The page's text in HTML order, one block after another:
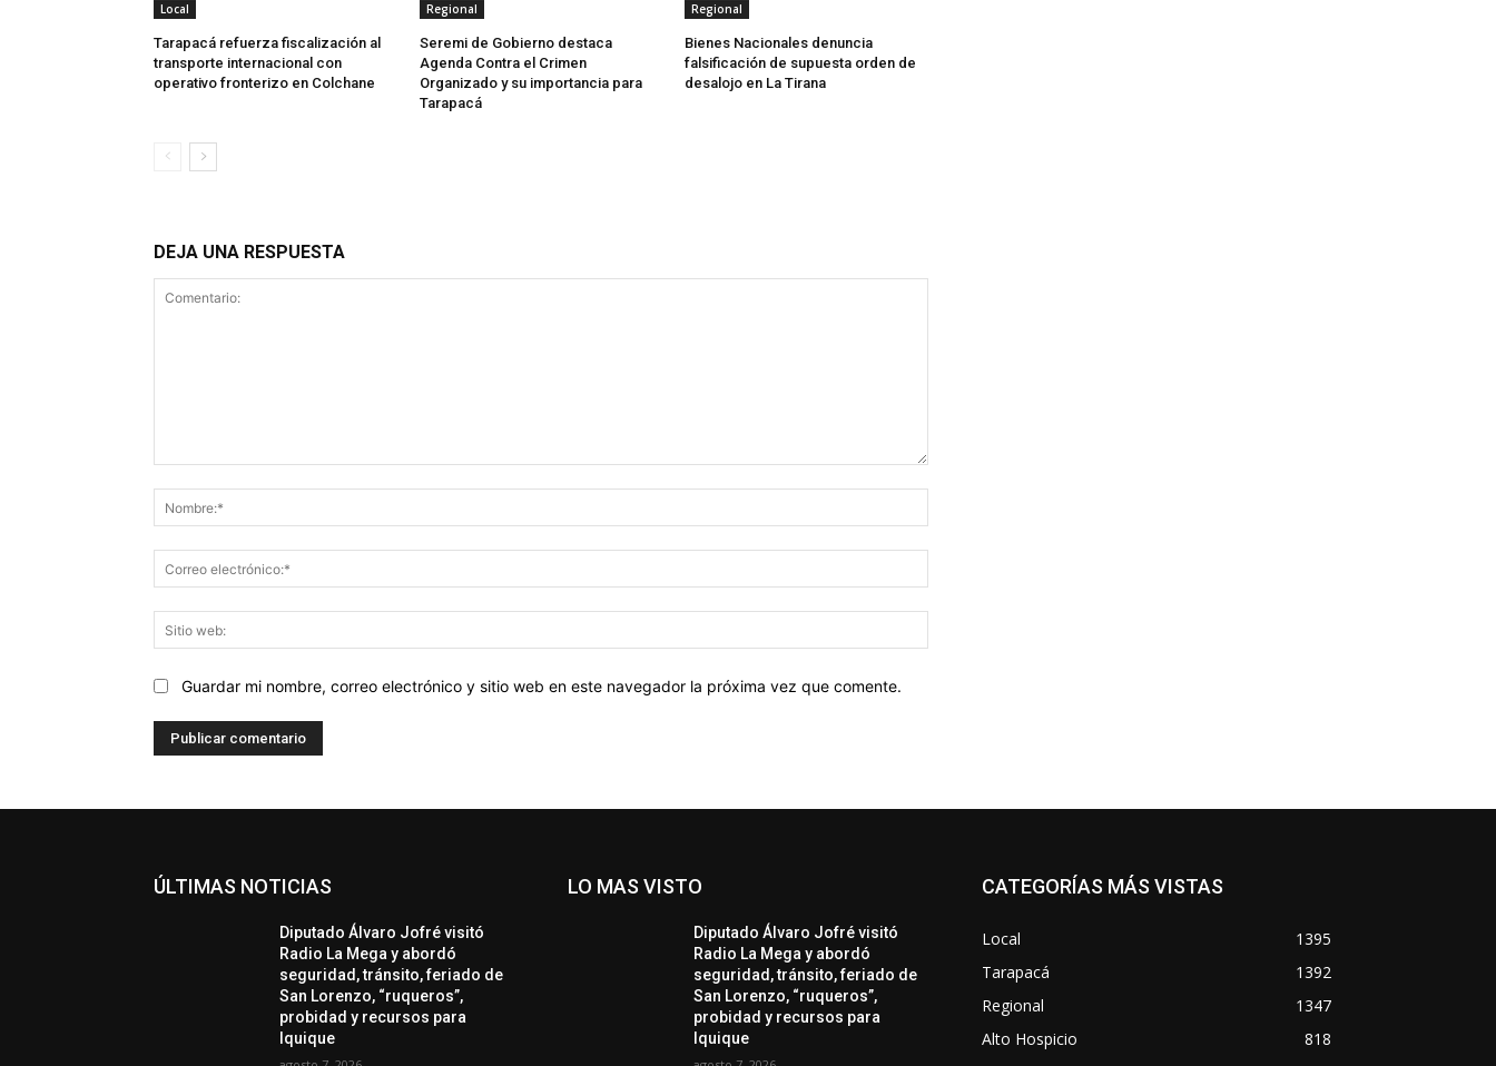
Local
Tarapacá refuerza fiscalización al
transporte internacional con
operativo fronterizo en Colchane
Regional
Seremi de Gobierno destaca
Agenda Contra el Crimen
Organizado y su importancia para
Tarapacá
Regional
Bienes Nacionales denuncia
falsificación de supuesta orden de
desalojo en La Tirana
DEJA UNA RESPUESTA
electrónico:*
web:
Guardar mi nombre, correo electrónico y sitio web en este navegador la próxima vez que comente.
ÚLTIMAS NOTICIAS
Diputado Álvaro Jofré visitó
Radio La Mega y abordó
seguridad, tránsito, feriado de
San Lorenzo, “ruqueros”,
probidad y recursos para
Iquique
LO MAS VISTO
Diputado Álvaro Jofré visitó
Radio La Mega y abordó
seguridad, tránsito, feriado de
San Lorenzo, “ruqueros”,
probidad y recursos para
Iquique
CATEGORÍAS MÁS VISTAS
Local
1395
Tarapacá
1392
Regional
1347
Alto Hospicio
818